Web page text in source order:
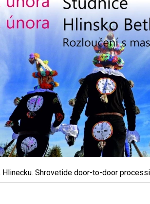
Shrovetide door-to-door